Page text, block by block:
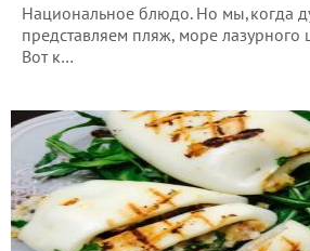
Национальное блюдо. Но мы,когда
представляем пляж, море лазурного
Вот к…